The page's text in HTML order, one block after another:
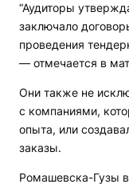
“Аудиторы
заключало
проведения
— отмечается в
Они также не
с компаниями,
опыта, или
заказы.
Ромашевска-Гузы в